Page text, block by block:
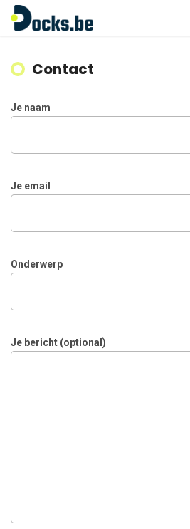
Contact
Je naam
Je email
Onderwerp
Je bericht (optional)